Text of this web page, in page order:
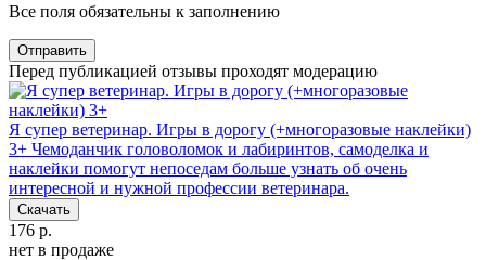
Все поля обязательны к заполнению
Отправить
Перед публикацией отзывы проходят модерацию
Я супер ветеринар. Игры в дорогу (+многоразовые наклейки)
3+ Чемоданчик головоломок и лабиринтов, самоделка и
наклейки помогут непоседам больше узнать об очень
интересной и нужной профессии ветеринара.
Скачать
176 р.
нет в продаже